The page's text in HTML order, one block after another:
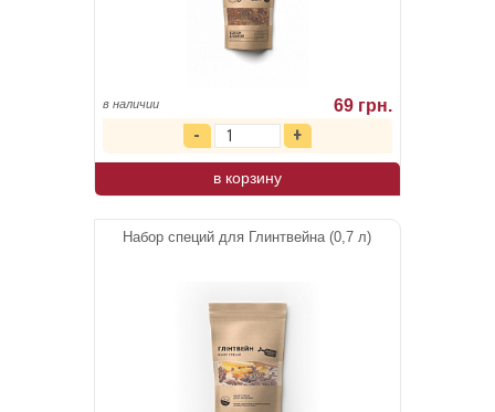
в наличии 69 грн.
в корзину
Набор специй для Глинтвейна (0,7 л)